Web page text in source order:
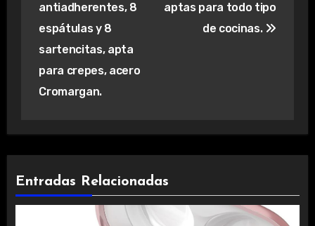
antiadherentes, 8
espátulas y 8
sartencitas, apta
para crepes, acero
Cromargan.
aptas para todo tipo
de cocinas.
Entradas Relacionadas